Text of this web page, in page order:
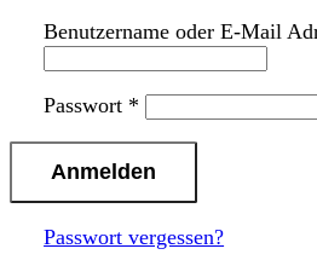
Benutzername oder E-Mail
Passwort *
Passwort vergessen?